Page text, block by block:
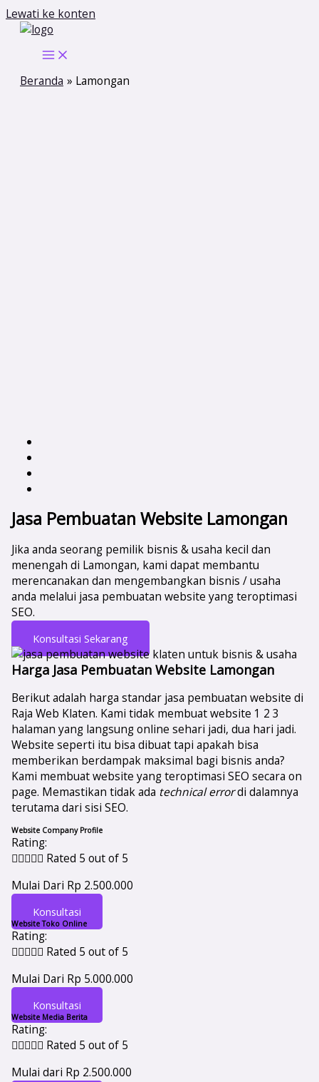
Lewati ke konten
Beranda Lamongan
Jasa Pembuatan Website Lamongan
Jika anda seorang pemilik bisnis & usaha kecil dan
menengah di Lamongan, kami dapat membantu
merencanakan dan mengembangkan bisnis / usaha
anda melalui jasa pembuatan website yang teroptimasi
SEO.
Konsultasi Sekarang
Harga Jasa Pembuatan Website Lamongan
Berikut adalah harga standar jasa pembuatan website di
Raja Web Klaten. Kami tidak membuat website 1 2 3
halaman yang langsung online sehari jadi, dua hari jadi.
Website seperti itu bisa dibuat tapi apakah bisa
memberikan berdampak maksimal bagi bisnis anda?
Kami membuat website yang teroptimasi SEO secara on
page. Memastikan tidak ada technical errordi dalamnya
terutama dari sisi SEO.
Website Company Profile
Rating:
 Rated 5 out of 5
Mulai Dari Rp 2.500.000
Konsultasi
Website Toko Online
Rating:
 Rated 5 out of 5
Mulai Dari Rp 5.000.000
Konsultasi
Website Media Berita
Rating:
 Rated 5 out of 5
Mulai dari Rp 2.500.000